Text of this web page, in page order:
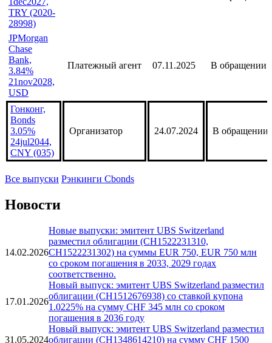
TRY (2020-
28998)
JPMorgan
Chase
Bank,
3.84%
21nov2028,
USD
Платежный агент 07.11.2025 В обращении
Гонконг,
Bonds
3.05%
24jul2044,
CNY (035)
Организатор 24.07.2024 В обращении
Все выпуски Рэнкинги Cbonds
Новости
14.02.2026
Новые выпуски: эмитент UBS Switzerland
разместил облигации (CH1522231310,
CH1522231302) на суммы EUR 750, EUR 750 млн
со сроком погашения в 2033, 2029 годах
соответственно.
17.01.2026
Новый выпуск: эмитент UBS Switzerland разместил
облигации (CH1512676938) со ставкой купона
1.0225% на сумму CHF 345 млн со сроком
погашения в 2036 году
31.05.2024
Новый выпуск: эмитент UBS Switzerland разместил
облигации (CH1348614210) на сумму CHF 1500